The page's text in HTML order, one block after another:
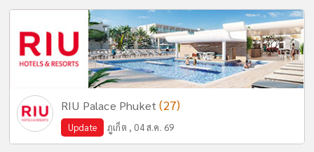
RIU Palace Phuket(27)
Update ภูเก็ต , 04 ส.ค. 69